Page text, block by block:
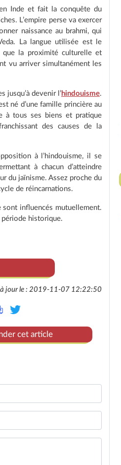
Inde et fait la conquête du
L’empire perse va exercer
naissance au brahmi, qui
La langue utilisée est le
que la proximité culturelle et
vu arriver simultanément les
jusqu’à devenir l’hindouisme.
né d’une famille princière au
à tous ses biens et pratique
des causes de la
à l’hindouisme, il se
à chacun d’atteindre
du jaïnisme. Assez proche du
de réincarnations.
influencés mutuellement.
période historique.
à jour le : 2019-11-07 12:22:50
cet article